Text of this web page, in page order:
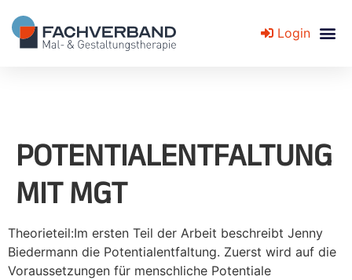
Login
POTENTIALENTFALTUNG
MIT MGT
Theorieteil:Im ersten Teil der Arbeit beschreibt Jenny
Biedermann die Potentialentfaltung. Zuerst wird auf die
Voraussetzungen für menschliche Potentiale